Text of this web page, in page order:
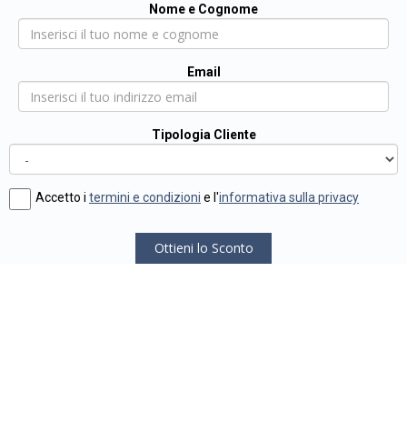
Nome e Cognome
Email
Tipologia Cliente
Accetto i termini e condizioni e l'informativa sulla privacy
Ottieni lo Sconto